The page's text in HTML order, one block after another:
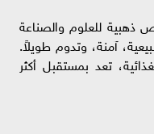
للعلوم والصناعة
آمنة، وتدوم طويلاً.
تعد بمستقبل أكثر